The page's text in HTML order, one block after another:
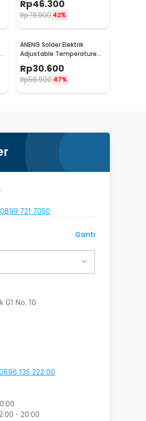
Rp46.300
Rp78.900 42%
ANENG Solder Elektrik
Adjustable Temperature
60W - SL101
Rp30.600
Rp56.900 47%
0899 721 7050
Ganti
G1 No. 10
135 222 00
- 20:00